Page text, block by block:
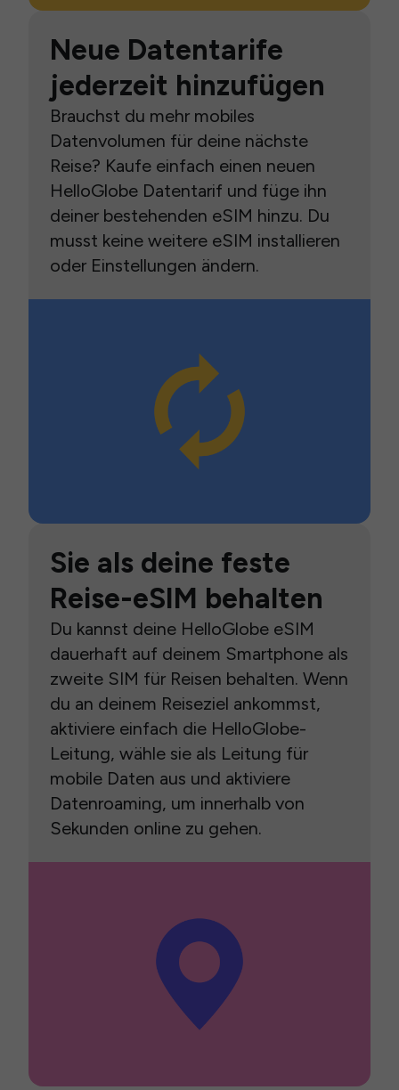
Neue Datentarife
jederzeit hinzufügen
Brauchst du mehr mobiles
Datenvolumen für deine nächste
Reise? Kaufe einfach einen neuen
HelloGlobe Datentarif und füge ihn
deiner bestehenden eSIM hinzu. Du
musst keine weitere eSIM installieren
oder Einstellungen ändern.
Sie als deine feste
Reise-eSIM behalten
Du kannst deine HelloGlobe eSIM
dauerhaft auf deinem Smartphone als
zweite SIM für Reisen behalten. Wenn
du an deinem Reiseziel ankommst,
aktiviere einfach die HelloGlobe-
Leitung, wähle sie als Leitung für
mobile Daten aus und aktiviere
Datenroaming, um innerhalb von
Sekunden online zu gehen.